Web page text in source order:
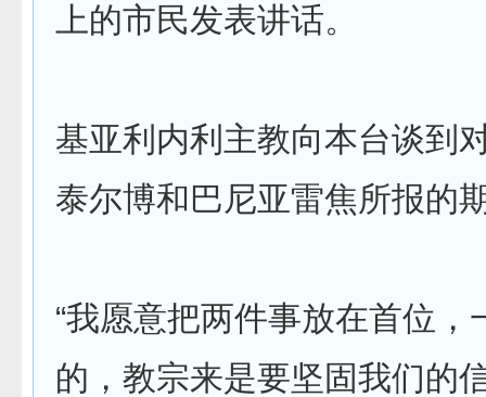
上的市民发表讲话。
基亚利内利主教向本台谈到
泰尔博和巴尼亚雷焦所报的
“我愿意把两件事放在首位，
的，教宗来是要坚固我们的